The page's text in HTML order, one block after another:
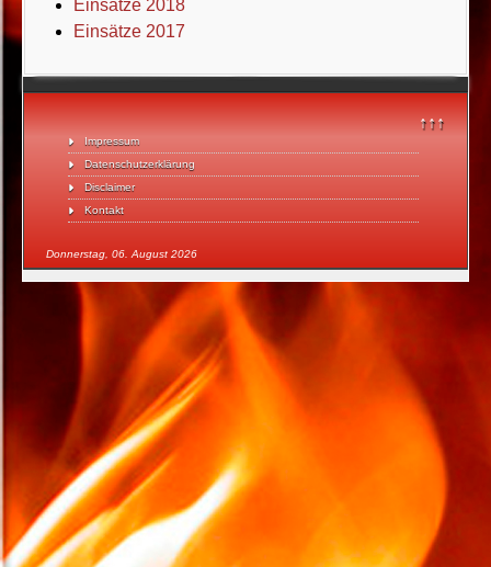
↑↑↑
Impressum
Datenschutzerklärung
Disclaimer
Kontakt
Donnerstag, 06. August 2026
Einsätze 2018
Einsätze 2017